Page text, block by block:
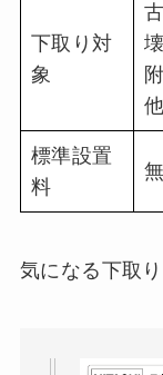
下取り対
象
標準設置
料
気になる下取